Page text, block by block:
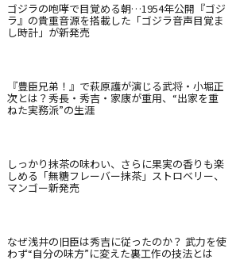
ゴジラの咆哮で目覚める朝…1954年公開『ゴジ
ラ』の貴重音源を搭載した「ゴジラ音声目覚ま
し時計」が新発売
『豊臣兄弟！』で萩原護が演じる武将・小堀正
次とは？秀長・秀吉・家康が重用、“出家を重
ねた実務派”の生涯
しっかり抹茶の味わい、さらに果実の香りも楽
しめる「無糖フレーバー抹茶」ストロベリー、
マンゴー新発売
なぜ浅井の旧臣は秀吉に従ったのか？ 武力を使
わず“自分の味方”に変えた裏工作の技法とは